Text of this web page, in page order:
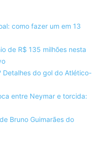
como fazer um em 13
de R$ 135 milhões nesta
Detalhes do gol do Atlético-
entre Neymar e torcida:
Bruno Guimarães do